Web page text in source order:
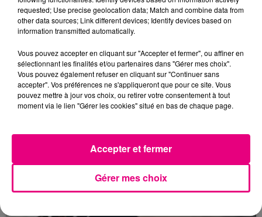
22 juillet 2026
Toulouse : circulation perturbée dans le
secteur François Verdier...
requested; Use precise geolocation data; Match and combine data from
other data sources; Link different devices; Identify devices based on
information transmitted automatically.
Vous pouvez accepter en cliquant sur "Accepter et fermer", ou affiner en
sélectionnant les finalités et/ou partenaires dans "Gérer mes choix".
Vous pouvez également refuser en cliquant sur "Continuer sans
accepter". Vos préférences ne s'appliqueront que pour ce site. Vous
pouvez mettre à jour vos choix, ou retirer votre consentement à tout
moment via le lien "Gérer les cookies" situé en bas de chaque page.
Gérer mes choix
Accepter et fermer